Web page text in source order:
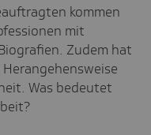
kommen
mit
Zudem hat
Was bedeutet